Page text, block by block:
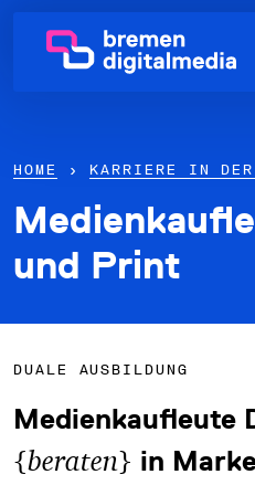
Netzwerk
Karriere in der IT
News & Termine
HOME › KARRIERE IN
und Print
DUALE AUSBILDUNG
Medienkaufleute
{beraten} in